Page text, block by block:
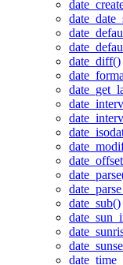
date_diff()
date_sub()